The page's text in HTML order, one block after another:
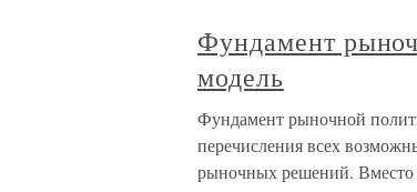
Фундамент
модель
Фундамент рыночной
перечисления всех
рыночных решений. Вместо